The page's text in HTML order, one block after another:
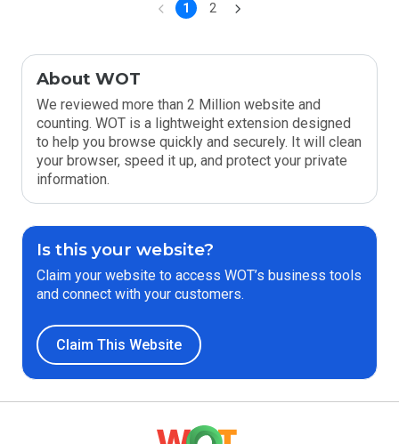
1 2
About WOT
We reviewed more than 2 Million website and
counting. WOT is a lightweight extension designed
to help you browse quickly and securely. It will clean
your browser, speed it up, and protect your private
information.
Is this your website?
Claim your website to access WOT’s business tools
and connect with your customers.
Claim This Website